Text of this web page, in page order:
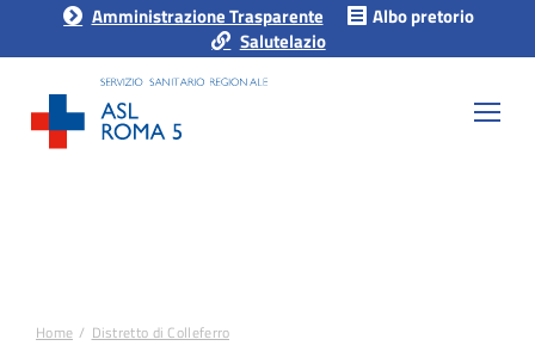
Amministrazione Trasparente
Albo pretorio
Salutelazio
Tu sei qui:
Home Distretto di Colleferro